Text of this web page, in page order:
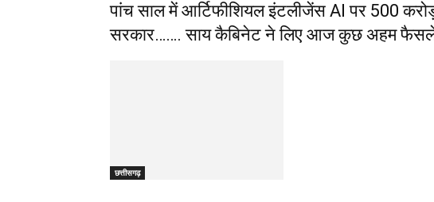
पांच साल में आर्टिफीशियल इंटलीजेंस AI पर 500
सरकार……. साय कैबिनेट ने लिए आज कुछ अहम
छत्तीसगढ़